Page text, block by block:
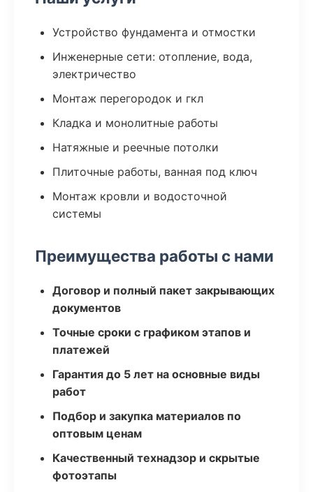
Устройство фундамента и отмостки
Инженерные сети: отопление, вода,
электричество
Монтаж перегородок и гкл
Кладка и монолитные работы
Натяжные и реечные потолки
Плиточные работы, ванная под ключ
Монтаж кровли и водосточной
системы
Преимущества работы с нами
Договор и полный пакет закрывающих
документов
Точные сроки с графиком этапов и
платежей
Гарантия до 5 лет на основные виды
работ
Подбор и закупка материалов по
оптовым ценам
Качественный технадзор и скрытые
фотоэтапы